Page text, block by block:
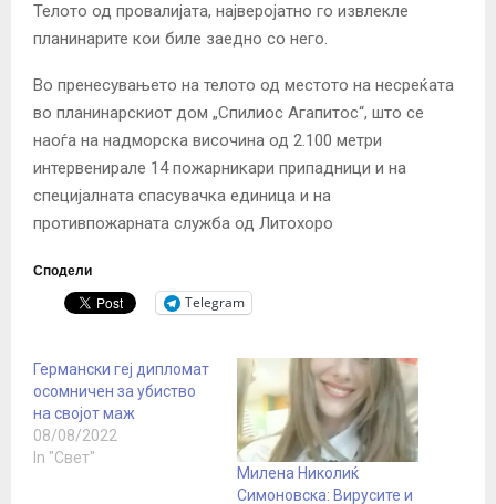
Телото од провалијата, најверојатно го извлекле
планинарите кои биле заедно со него.
Во пренесувањето на телото од местото на несреќата
во планинарскиот дом „Спилиос Агапитос“, што се
наоѓа на надморска височина од 2.100 метри
интервенирале 14 пожарникари припадници и на
специјалната спасувачка единица и на
противпожарната служба од Литохоро
Сподели
Telegram
Германски геј дипломат
осомничен за убиство
на својот маж
08/08/2022
In "Свет"
Милена Николиќ
Симоновска: Вирусите и